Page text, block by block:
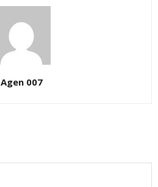
Agen 007